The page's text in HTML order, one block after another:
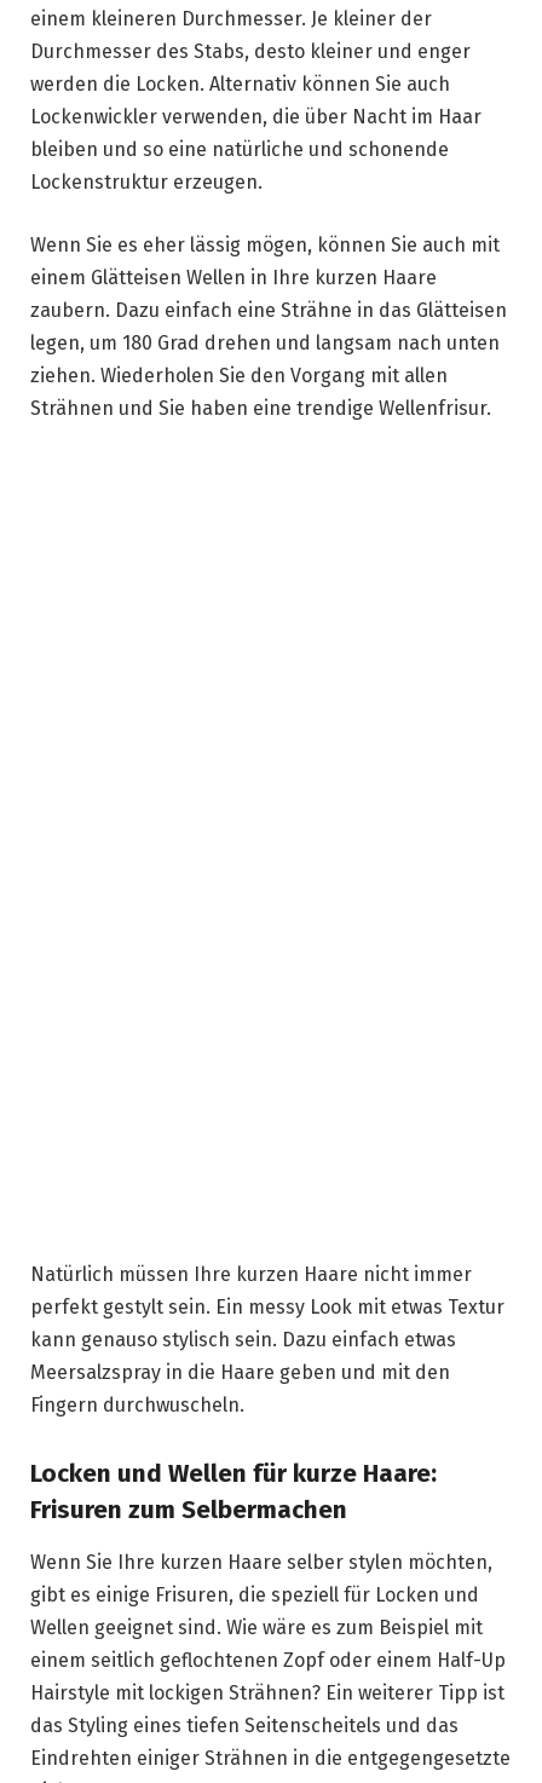
einem kleineren Durchmesser. Je kleiner der
Durchmesser des Stabs, desto kleiner und enger
werden die Locken. Alternativ können Sie auch
Lockenwickler verwenden, die über Nacht im Haar
bleiben und so eine natürliche und schonende
Lockenstruktur erzeugen.
Wenn Sie es eher lässig mögen, können Sie auch mit
einem Glätteisen Wellen in Ihre kurzen Haare
zaubern. Dazu einfach eine Strähne in das Glätteisen
legen, um 180 Grad drehen und langsam nach unten
ziehen. Wiederholen Sie den Vorgang mit allen
Strähnen und Sie haben eine trendige Wellenfrisur.
Natürlich müssen Ihre kurzen Haare nicht immer
perfekt gestylt sein. Ein messy Look mit etwas Textur
kann genauso stylisch sein. Dazu einfach etwas
Meersalzspray in die Haare geben und mit den
Fingern durchwuscheln.
Locken und Wellen für kurze Haare:
Frisuren zum Selbermachen
Wenn Sie Ihre kurzen Haare selber stylen möchten,
gibt es einige Frisuren, die speziell für Locken und
Wellen geeignet sind. Wie wäre es zum Beispiel mit
einem seitlich geflochtenen Zopf oder einem Half-Up
Hairstyle mit lockigen Strähnen? Ein weiterer Tipp ist
das Styling eines tiefen Seitenscheitels und das
Eindrehten einiger Strähnen in die entgegengesetzte